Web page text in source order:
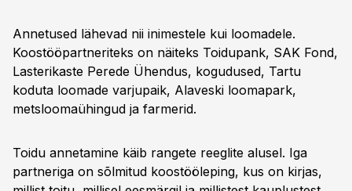
Annetused lähevad nii inimestele kui loomadele.
Koostööpartneriteks on näiteks Toidupank, SAK Fond,
Lasterikaste Perede Ühendus, kogudused, Tartu
koduta loomade varjupaik, Alaveski loomapark,
metsloomaühingud ja farmerid.
Toidu annetamine käib rangete reeglite alusel. Iga
partneriga on sõlmitud koostööleping, kus on kirjas,